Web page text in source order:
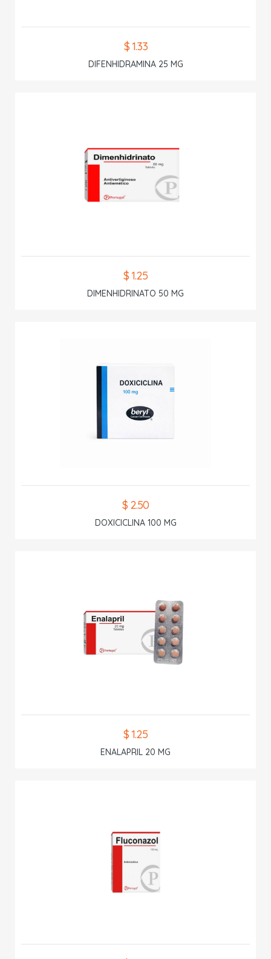
$ 1.33
DIFENHIDRAMINA 25 MG
$ 1.25
DIMENHIDRINATO 50 MG
$ 2.50
DOXICICLINA 100 MG
$ 1.25
ENALAPRIL 20 MG